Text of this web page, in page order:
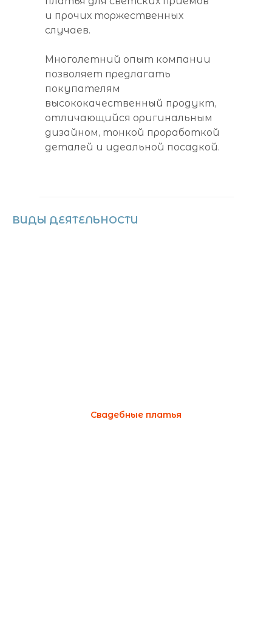
и прочих торжественных
случаев.
Многолетний опыт компании
позволяет предлагать
покупателям
высококачественный продукт,
отличающийся оригинальным
дизайном, тонкой проработкой
деталей и идеальной посадкой.
ВИДЫ ДЕЯТЕЛЬНОСТИ
Свадебные платья